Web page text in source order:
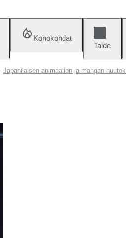
Kohokohdat
Taide
Japanilaisen animaation ja mangan